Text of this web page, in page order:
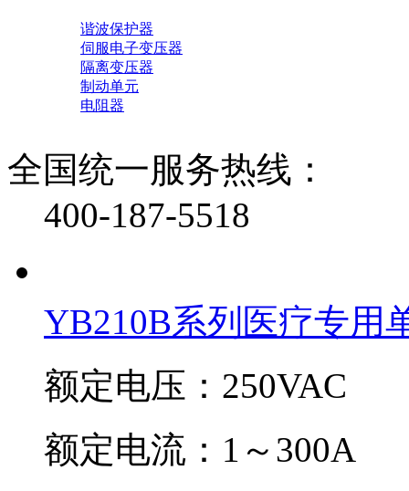
谐波保护器
伺服电子变压器
隔离变压器
制动单元
电阻器
全国统一服务热线：
400-187-5518
YB210B系列医疗专用
额定电压：250VAC
额定电流：1～300A